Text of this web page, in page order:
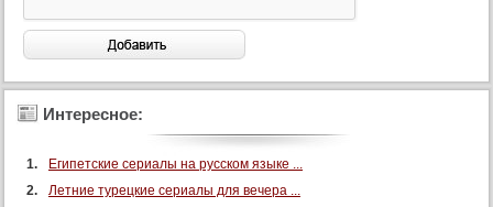
74 серия (суб)
75 серия (суб)
76 серия (суб)
77 серия (суб)
79 серия (суб)
Интересное:
Египетские сериалы на русском языке ...
Летние турецкие сериалы для вечера ...